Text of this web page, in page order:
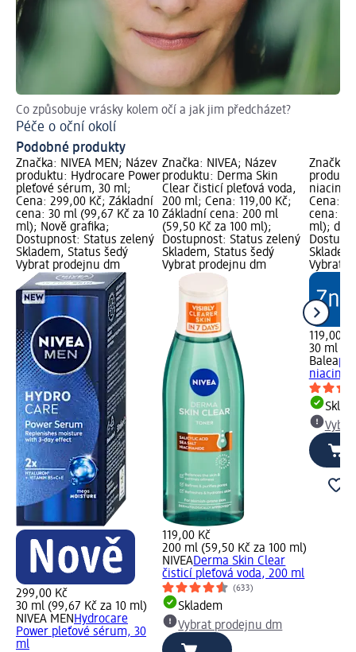
Co způsobuje vrásky kolem očí a jak jim předcházet?
Péče o oční okolí
Podobné produkty
Značka: NIVEA MEN; Název
produktu: Hydrocare Power
pleťové sérum, 30 ml;
Cena: 299,00 Kč; Základní
cena: 30 ml (99,67 Kč za 10
ml); Nově grafika;
Dostupnost: Status zelený
Skladem, Status šedý
Vybrat prodejnu dm
299,00 Kč
30 ml (99,67 Kč za 10 ml)
NIVEA MEN Hydrocare
Power pleťové sérum, 30
ml
Značka: NIVEA; Název
produktu: Derma Skin
Clear čisticí pleťová voda,
200 ml; Cena: 119,00 Kč;
Základní cena: 200 ml
(59,50 Kč za 100 ml);
Dostupnost: Status zelený
Skladem, Status šedý
Vybrat prodejnu dm
119,00 Kč
200 ml (59,50 Kč za 100 ml)
NIVEADerma Skin Clear
čisticí pleťová voda, 200 ml
(633)
Skladem
Vybrat prodejnu dm
Značka:
Cena:
cena: 30
ml); dm
Vybrat
119,00
30 ml
Balea